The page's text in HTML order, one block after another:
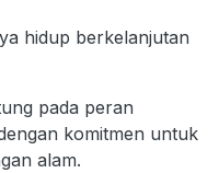
hidup berkelanjutan
pada peran
komitmen untuk
alam.